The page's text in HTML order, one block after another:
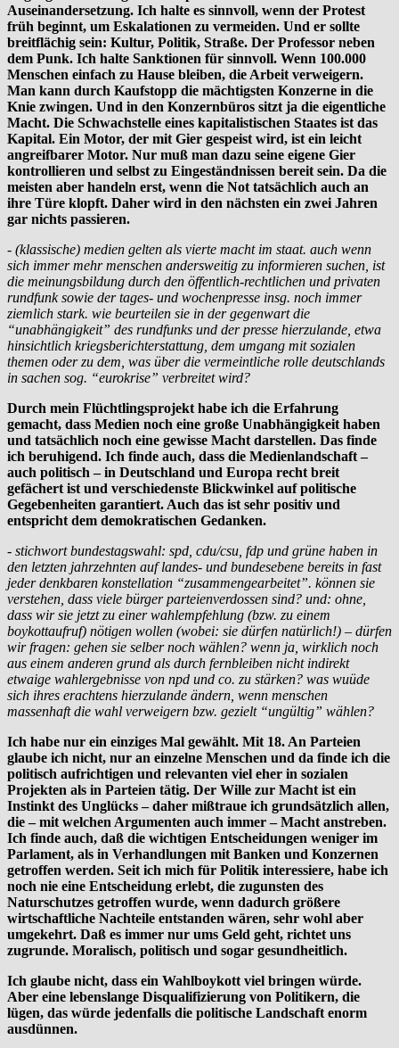
Auseinandersetzung. Ich halte es sinnvoll, wenn der Protest
früh beginnt, um Eskalationen zu vermeiden. Und er sollte
breitflächig sein: Kultur, Politik, Straße. Der Professor neben
dem Punk. Ich halte Sanktionen für sinnvoll. Wenn 100.000
Menschen einfach zu Hause bleiben, die Arbeit verweigern.
Man kann durch Kaufstopp die mächtigsten Konzerne in die
Knie zwingen. Und in den Konzernbüros sitzt ja die eigentliche
Macht. Die Schwachstelle eines kapitalistischen Staates ist das
Kapital. Ein Motor, der mit Gier gespeist wird, ist ein leicht
angreifbarer Motor. Nur muß man dazu seine eigene Gier
kontrollieren und selbst zu Eingeständnissen bereit sein. Da die
meisten aber handeln erst, wenn die Not tatsächlich auch an
ihre Türe klopft. Daher wird in den nächsten ein zwei Jahren
gar nichts passieren.
- (klassische) medien gelten als vierte macht im staat. auch wenn
sich immer mehr menschen andersweitig zu informieren suchen, ist
die meinungsbildung durch den öffentlich-rechtlichen und privaten
rundfunk sowie der tages- und wochenpresse insg. noch immer
ziemlich stark. wie beurteilen sie in der gegenwart die
“unabhängigkeit” des rundfunks und der presse hierzulande, etwa
hinsichtlich kriegsberichterstattung, dem umgang mit sozialen
themen oder zu dem, was über die vermeintliche rolle deutschlands
in sachen sog. “eurokrise” verbreitet wird?
Durch mein Flüchtlingsprojekt habe ich die Erfahrung
gemacht, dass Medien noch eine große Unabhängigkeit haben
und tatsächlich noch eine gewisse Macht darstellen. Das finde
ich beruhigend. Ich finde auch, dass die Medienlandschaft –
auch politisch – in Deutschland und Europa recht breit
gefächert ist und verschiedenste Blickwinkel auf politische
Gegebenheiten garantiert. Auch das ist sehr positiv und
entspricht dem demokratischen Gedanken.
- stichwort bundestagswahl: spd, cdu/csu, fdp und grüne haben in
den letzten jahrzehnten auf landes- und bundesebene bereits in fast
jeder denkbaren konstellation “zusammengearbeitet”. können sie
verstehen, dass viele bürger parteienverdossen sind? und: ohne,
dass wir sie jetzt zu einer wahlempfehlung (bzw. zu einem
boykottaufruf) nötigen wollen (wobei: sie dürfen natürlich!) – dürfen
wir fragen: gehen sie selber noch wählen? wenn ja, wirklich noch
aus einem anderen grund als durch fernbleiben nicht indirekt
etwaige wahlergebnisse von npd und co. zu stärken? was wuüde
sich ihres erachtens hierzulande ändern, wenn menschen
massenhaft die wahl verweigern bzw. gezielt “ungültig” wählen?
Ich habe nur ein einziges Mal gewählt. Mit 18. An Parteien
glaube ich nicht, nur an einzelne Menschen und da finde ich die
politisch aufrichtigen und relevanten viel eher in sozialen
Projekten als in Parteien tätig. Der Wille zur Macht ist ein
Instinkt des Unglücks – daher mißtraue ich grundsätzlich allen,
die – mit welchen Argumenten auch immer – Macht anstreben.
Ich finde auch, daß die wichtigen Entscheidungen weniger im
Parlament, als in Verhandlungen mit Banken und Konzernen
getroffen werden. Seit ich mich für Politik interessiere, habe ich
noch nie eine Entscheidung erlebt, die zugunsten des
Naturschutzes getroffen wurde, wenn dadurch größere
wirtschaftliche Nachteile entstanden wären, sehr wohl aber
umgekehrt. Daß es immer nur ums Geld geht, richtet uns
zugrunde. Moralisch, politisch und sogar gesundheitlich.
Ich glaube nicht, dass ein Wahlboykott viel bringen würde.
Aber eine lebenslange Disqualifizierung von Politikern, die
lügen, das würde jedenfalls die politische Landschaft enorm
ausdünnen.